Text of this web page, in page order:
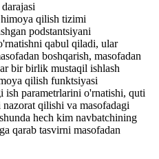
qilish tizimi
podstantsiyani
qabul qiladi, ular
boshqarish, masofadan
bir birlik mustaqil ishlash
qilish funktsiyasi
ish parametrlarini o'rnatishi, quti
qilishi va masofadagi
hech kim navbatchining
qarab tasvirni masofadan